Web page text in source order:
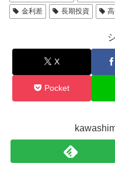
金利差
長期投資
X
Pocket